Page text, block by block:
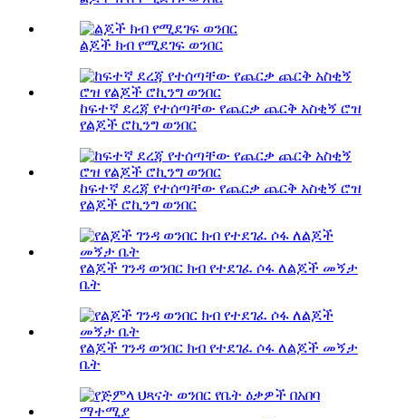
ልጆች ክብ የሚደገፍ ወንበር
ከፍተኛ ደረጃ የተሰጣቸው የጨርቃ ጨርቅ አስቂኝ ሮዝ
የልጆች ሮኪንግ ወንበር
ከፍተኛ ደረጃ የተሰጣቸው የጨርቃ ጨርቅ አስቂኝ ሮዝ
የልጆች ሮኪንግ ወንበር
የልጆች ገንዳ ወንበር ክብ የተደገፈ ሶፋ ለልጆች መኝታ
ቤት
የልጆች ገንዳ ወንበር ክብ የተደገፈ ሶፋ ለልጆች መኝታ
ቤት